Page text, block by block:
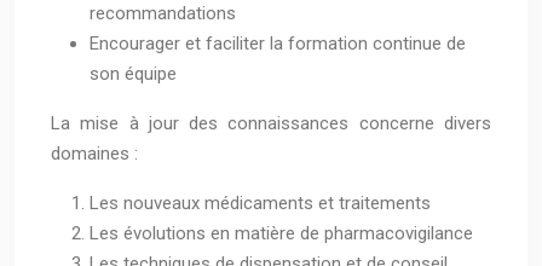
recommandations
Encourager et faciliter la formation continue de
son équipe
La mise à jour des connaissances concerne divers
domaines :
Les nouveaux médicaments et traitements
Les évolutions en matière de pharmacovigilance